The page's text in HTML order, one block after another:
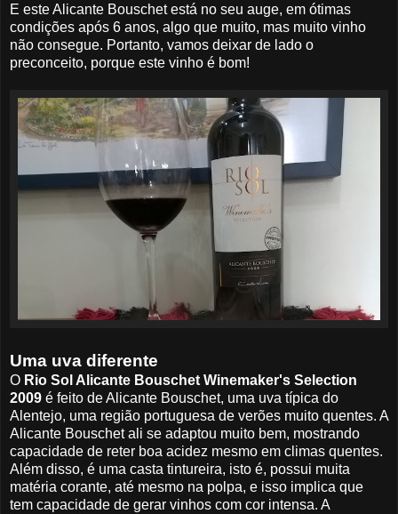
E este Alicante Bouschet está no seu auge, em ótimas
condições após 6 anos, algo que muito, mas muito vinho
não consegue. Portanto, vamos deixar de lado o
preconceito, porque este vinho é bom!
Uma uva diferente
O Rio Sol Alicante Bouschet Winemaker's Selection
2009 é feito de Alicante Bouschet, uma uva típica do
Alentejo, uma região portuguesa de verões muito quentes. A
Alicante Bouschet ali se adaptou muito bem, mostrando
capacidade de reter boa acidez mesmo em climas quentes.
Além disso, é uma casta tintureira, isto é, possui muita
matéria corante, até mesmo na polpa, e isso implica que
tem capacidade de gerar vinhos com cor intensa. A